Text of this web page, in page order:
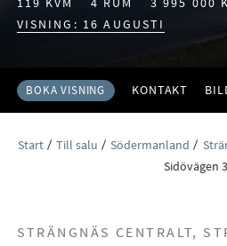
VISNING: 16 AUGUSTI
BOKA VISNING KONTAKT
Start Till salu Södermanland
Sidövägen
STRÄNGNÄS CENTRALT,